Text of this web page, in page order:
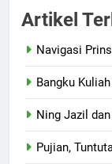
Artikel
Navigasi
Bangku
Ning Jazil
Pujian,